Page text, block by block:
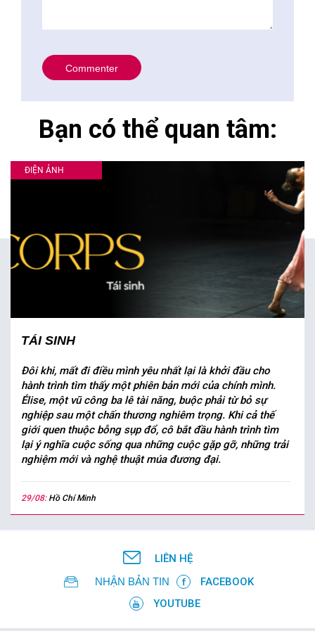
Bạn có thể quan tâm:
ĐIỆN ẢNH
TÁI SINH
Đôi khi, mất đi điều mình yêu nhất lại là khởi đầu cho
hành trình tìm thấy một phiên bản mới của chính mình.
Élise, một vũ công ba lê tài năng, buộc phải từ bỏ sự
nghiệp sau một chấn thương nghiêm trọng. Khi cả thế
giới quen thuộc bỗng sụp đổ, cô bắt đầu hành trình tìm
lại ý nghĩa cuộc sống qua những cuộc gặp gỡ, những trải
nghiệm mới và nghệ thuật múa đương đại.
29/08: Hồ Chí Minh
LIÊN HỆ
NHẬN BẢN TIN
FACEBOOK
YOUTUBE